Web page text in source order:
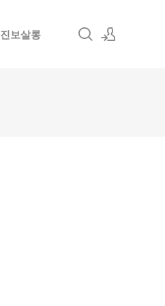
진보살롱